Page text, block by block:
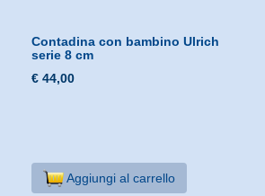
Contadina con bambino Ulrich
serie 8 cm
€ 44,00
Aggiungi al carrello